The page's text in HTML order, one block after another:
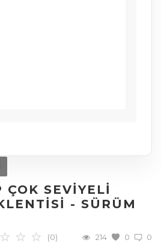
SEVIYELI
- SÜRÜM
0
(0) 0
214